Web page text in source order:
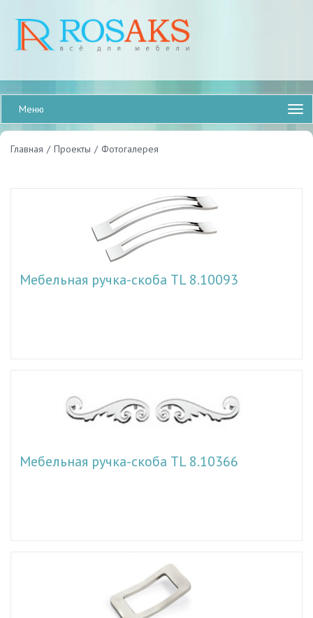
Меню
Главная / Проекты / Фотогалерея
Мебельная ручка-скоба TL 8.10093
Мебельная ручка-скоба TL 8.10366